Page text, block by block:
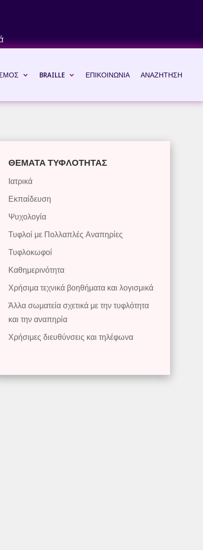
BRAILLE ΕΠΙΚΟΙΝΩΝΙΑ ΑΝΑΖΗΤΗΣΗ
ΘΕΜΑΤΑ ΤΥΦΛΟΤΗΤΑΣ
Ιατρικά
Εκπαίδευση
Ψυχολογία
Τυφλοί με Πολλαπλές Αναπηρίες
Τυφλοκωφοί
Καθημερινότητα
Χρήσιμα τεχνικά βοηθήματα και λογισμικά
Άλλα σωματεία σχετικά με την τυφλότητα
και την αναπηρία
Χρήσιμες διευθύνσεις και τηλέφωνα